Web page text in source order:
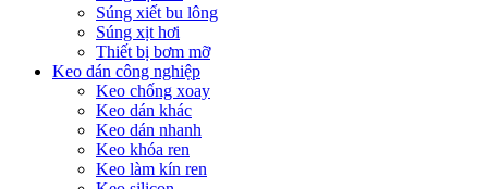
Súng xiết bu lông
Súng xịt hơi
Thiết bị bơm mỡ
Keo dán công nghiệp
Keo chống xoay
Keo dán khác
Keo dán nhanh
Keo khóa ren
Keo làm kín ren